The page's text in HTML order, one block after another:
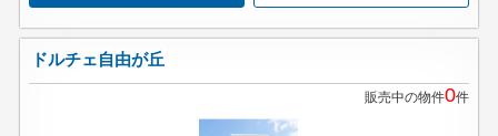
ドルチェ自由が丘
販売中の物件0件